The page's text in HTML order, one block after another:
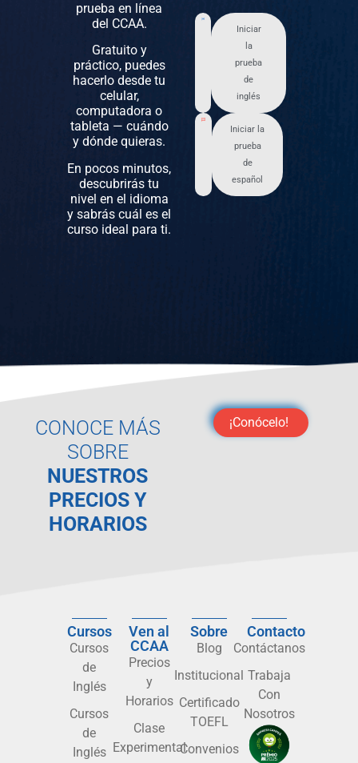
prueba en línea
del CCAA.
Gratuito y
práctico, puedes
hacerlo desde tu
celular,
computadora o
tableta — cuándo
y dónde quieras.
En pocos minutos,
descubrirás tu
nivel en el idioma
y sabrás cuál es el
curso ideal para ti.
Iniciar
la
prueba
de
inglés
Iniciar la
prueba
de
español
CONOCE MÁS
SOBRE
NUESTROS
PRECIOS Y
HORARIOS
¡Conócelo!
Cursos
Cursos
de
Inglés
Cursos
de
Inglés
Ven al
CCAA
Precios
y
Horarios
Clase
Experimental
Sobre
Blog
Institucional
Certificado
TOEFL
Convenios
Contacto
Contáctanos
Trabaja
Con
Nosotros